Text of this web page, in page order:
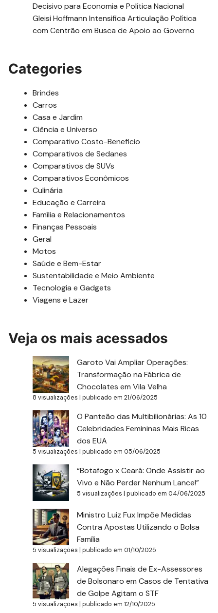
Decisivo para Economia e Política Nacional
Gleisi Hoffmann Intensifica Articulação Política
com Centrão em Busca de Apoio ao Governo
Categories
Brindes
Carros
Casa e Jardim
Ciência e Universo
Comparativo Costo-Beneficio
Comparativos de Sedanes
Comparativos de SUVs
Comparativos Econômicos
Culinária
Educação e Carreira
Família e Relacionamentos
Finanças Pessoais
Geral
Motos
Saúde e Bem-Estar
Sustentabilidade e Meio Ambiente
Tecnologia e Gadgets
Viagens e Lazer
Veja os mais acessados
Garoto Vai Ampliar Operações:
Transformação na Fábrica de
Chocolates em Vila Velha
8 visualizações |publicado em 21/06/2025
O Panteão das Multibilionárias: As 10
Celebridades Femininas Mais Ricas
dos EUA
5 visualizações |publicado em 05/06/2025
“Botafogo x Ceará: Onde Assistir ao
Vivo e Não Perder Nenhum Lance!”
5 visualizações |publicado em 04/06/2025
Ministro Luiz Fux Impõe Medidas
Contra Apostas Utilizando o Bolsa
Família
5 visualizações |publicado em 01/10/2025
Alegações Finais de Ex-Assessores
de Bolsonaro em Casos de Tentativa
de Golpe Agitam o STF
5 visualizações |publicado em 12/10/2025